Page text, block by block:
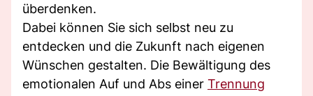
überdenken.
Dabei können Sie sich selbst neu zu
entdecken und die Zukunft nach eigenen
Wünschen gestalten. Die Bewältigung des
emotionalen Auf und Abs einer Trennung